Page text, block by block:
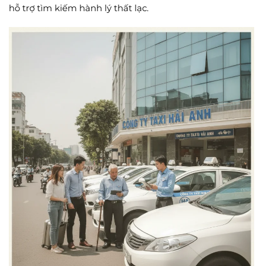
hỗ trợ tìm kiếm hành lý thất lạc.